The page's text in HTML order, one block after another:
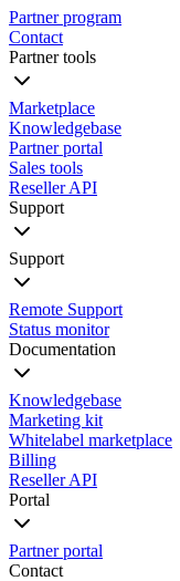
Partner program
Contact
Partner tools
Marketplace
Knowledgebase
Partner portal
Sales tools
Reseller API
Support
Support
Remote Support
Status monitor
Documentation
Knowledgebase
Marketing kit
Whitelabel marketplace
Billing
Reseller API
Portal
Partner portal
Contact